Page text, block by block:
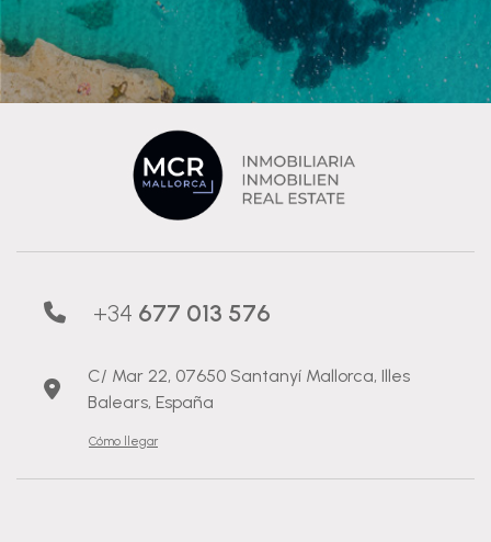
+34 677 013 576
C/ Mar 22, 07650 Santanyí Mallorca, Illes
Balears, España
Cómo llegar